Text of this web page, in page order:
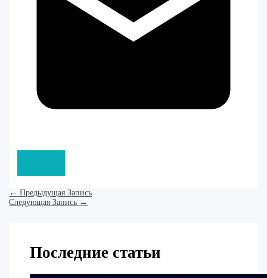
← Предыдущая Запись
Следующая Запись →
Последние статьи